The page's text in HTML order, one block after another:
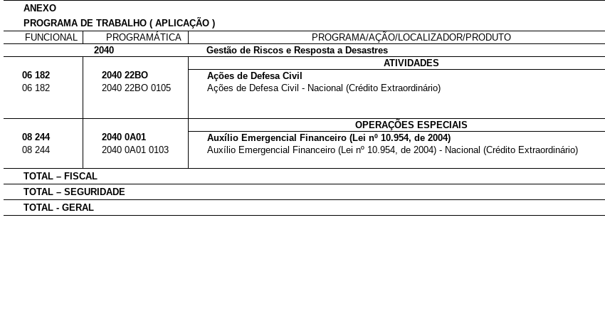
ANEXO
PROGRAMA DE TRABALHO ( APLICAÇÃO )
FUNCIONAL
PROGRAMÁTICA PROGRAMA/AÇÃO/LOCALIZADOR/PRODUTO
2040
Gestão de Riscos e Resposta a Desastres
ATIVIDADES
06 182
2040 22BO Ações de Defesa Civil
06 182
2040 22BO 0105 Ações de Defesa Civil - Nacional (Crédito Extraordinário)
OPERAÇÕES ESPECIAIS
08 244
2040 0A01 Auxílio Emergencial Financeiro (Lei nº 10.954, de 2004)
08 244
2040 0A01 0103 Auxílio Emergencial Financeiro (Lei nº 10.954, de 2004) - Nacional (Crédito Extraordinário)
TOTAL – FISCAL
TOTAL – SEGURIDADE
TOTAL - GERAL